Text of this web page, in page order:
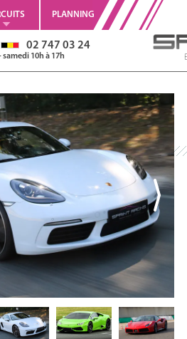
PLANNING
02 747 03 24
10h à 17h